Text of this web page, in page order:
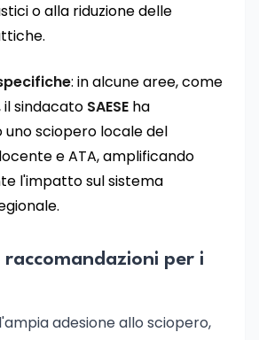
o alla riduzione delle
: in alcune aree, come
il sindacato SAESE ha
sciopero locale del
e ATA, amplificando
l'impatto sul sistema
raccomandazioni per i
adesione allo sciopero,